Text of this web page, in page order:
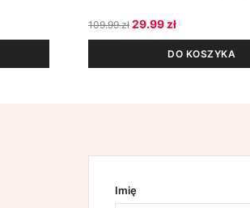
zł.
69.99 zł. 109.99zł Pierwotna cena
29.99 złAktualna
DO KOSZYKA
Imię